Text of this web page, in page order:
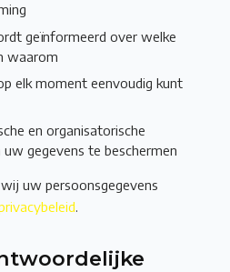
geïnformeerd over welke
waarom
elk moment eenvoudig kunt
en organisatorische
gegevens te beschermen
uw persoonsgegevens